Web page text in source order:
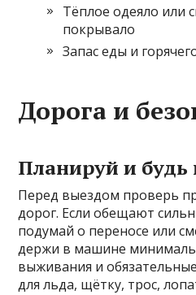
Тёплое одеяло или
покрывало
Запас еды и
Дорога и
Планируй и будь
Перед выездом проверь
дорог. Если обещают
подумай о переносе или
держи в машине
выживания и
для льда, щётку, трос,